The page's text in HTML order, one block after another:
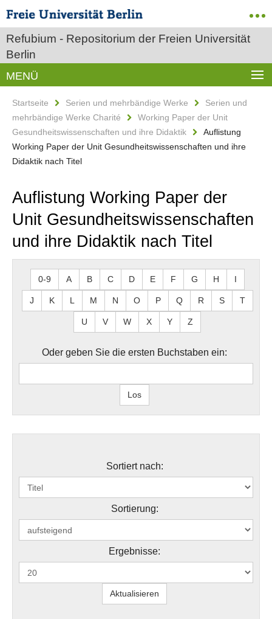
Refubium - Repositorium der Freien Universität
Berlin
MENÜ
Startseite Serien und mehrbändige Werke
Serien und
mehrbändige Werke Charité
Working Paper der Unit
Gesundheitswissenschaften und ihre Didaktik
Auflistung
Working Paper der Unit Gesundheitswissenschaften und ihre
Didaktik nach Titel
Auflistung Working Paper der
Unit Gesundheitswissenschaften
und ihre Didaktik nach Titel
0-9 A B C D E F G H I
J K L M N O P Q R S T
U V W X Y Z
Oder geben Sie die ersten Buchstaben ein:
Sortiert nach:
Sortierung:
Ergebnisse: